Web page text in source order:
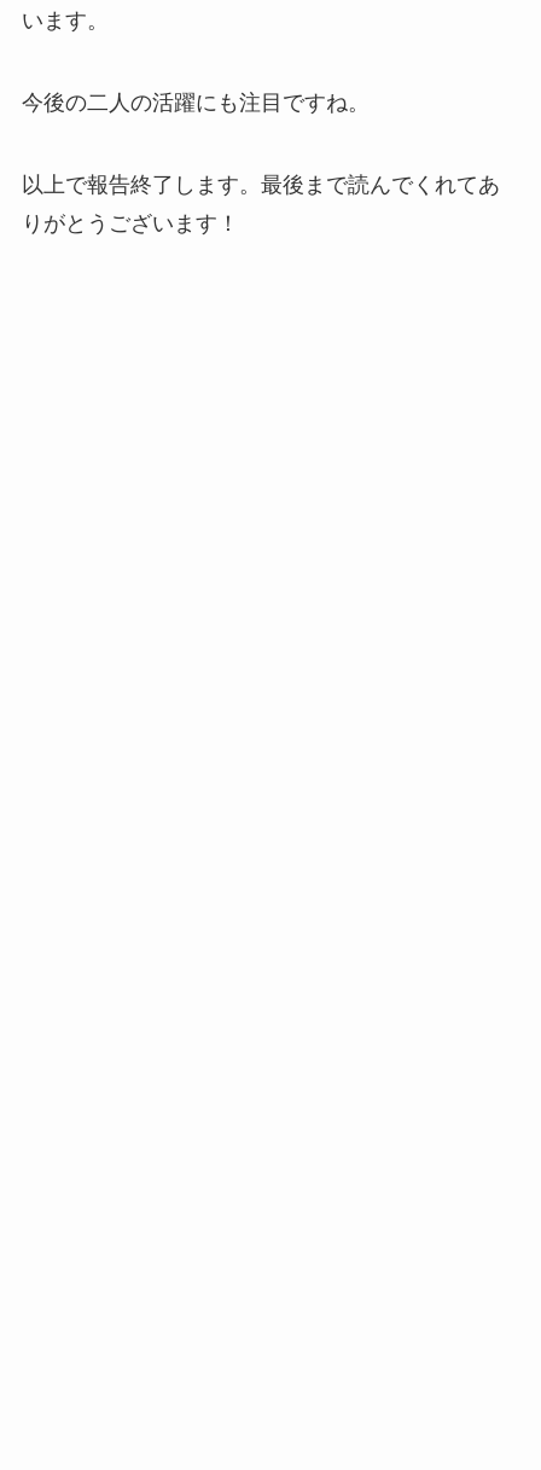
います。
今後の二人の活躍にも注目ですね。
以上で報告終了します。最後まで読んでくれてあ
りがとうございます！